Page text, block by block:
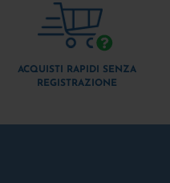
ACQUISTI RAPIDI SENZA
REGISTRAZIONE